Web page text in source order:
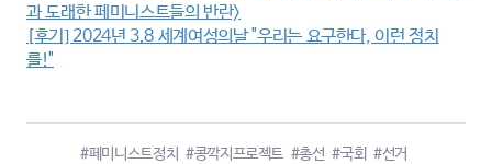
과 도래한 페미니스트들의 반란>
[후기] 2024년 3.8 세계여성의날 "우리는 요구한다, 이런 정치
를!"
#페미니스트정치 #콩깍지프로젝트 #총선 #국회 #선거